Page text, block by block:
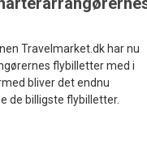
Travelmarket.dk har nu
flybilletter med i
bliver det endnu
de billigste flybilletter.